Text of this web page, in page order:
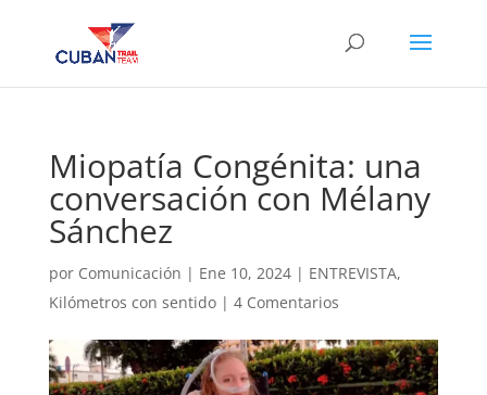
Miopatía Congénita: una
conversación con Mélany
Sánchez
por Comunicación | Ene 10, 2024| ENTREVISTA,
Kilómetros con sentido| 4 Comentarios